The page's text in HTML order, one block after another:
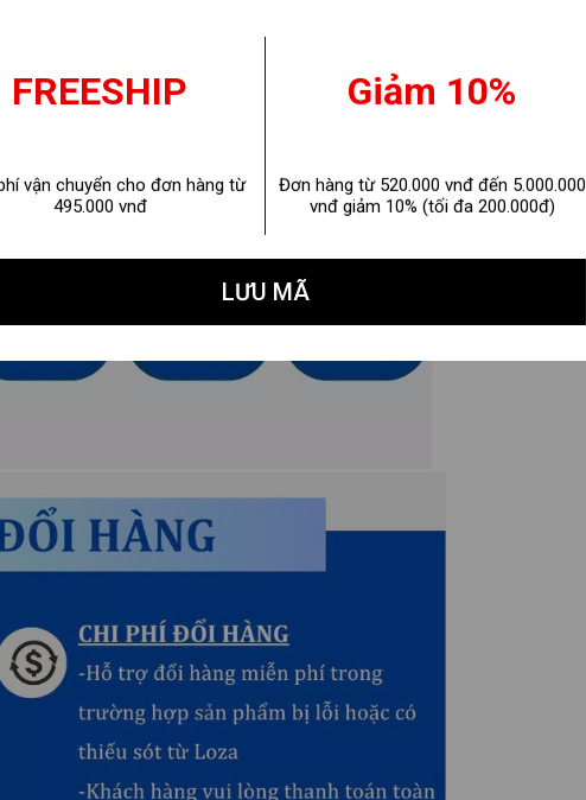
FREESHIP
vận chuyển cho đơn hàng từ
495.000 vnđ
Giảm 10%
Đơn hàng từ 520.000 vnđ đến 5.000.000
vnđ giảm 10% (tối đa 200.000đ)
LƯU MÃ